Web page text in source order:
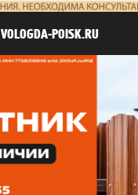
VOLOGDA-POISK.RU